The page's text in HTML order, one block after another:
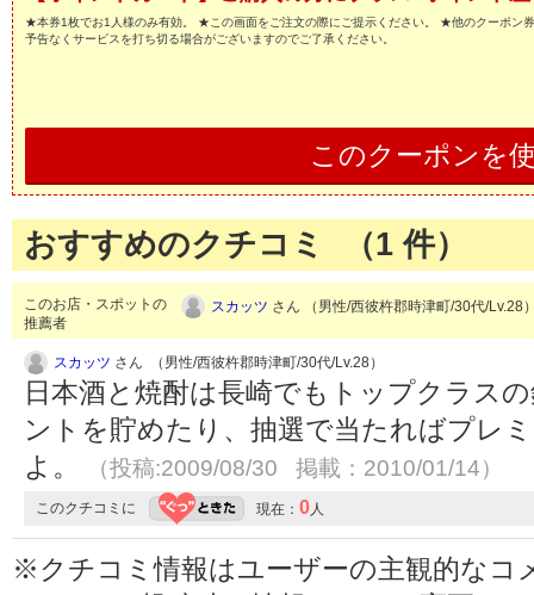
★本券1枚でお1人様のみ有効。 ★この画面をご注文の際にご提示ください。 ★他のクーポン
予告なくサービスを打ち切る場合がございますのでご了承ください。
このクーポンを
おすすめのクチコミ （1 件）
このお店・スポットの
推薦者
スカッツ さん （男性/西彼杵郡時津町/30代/Lv.28
スカッツ さん （男性/西彼杵郡時津町/30代/Lv.28）
日本酒と焼酎は長崎でもトップクラス
ントを貯めたり、抽選で当たればプレ
よ。
（投稿:2009/08/30 掲載：2010/01/14）
このクチコミに 現在： 0人
※クチコミ情報はユーザーの主観的なコ